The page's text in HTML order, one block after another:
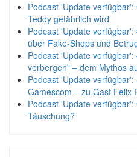
Podcast 'Update
Teddy gefährlich wird
Podcast 'Update
über Fake-Shops und
Podcast 'Update
verbergen" – dem Mythos
Podcast 'Update
Gamescom – zu Gast Felix
Podcast 'Update
Täuschung?